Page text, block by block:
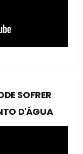
SOFRER
D'ÁGUA